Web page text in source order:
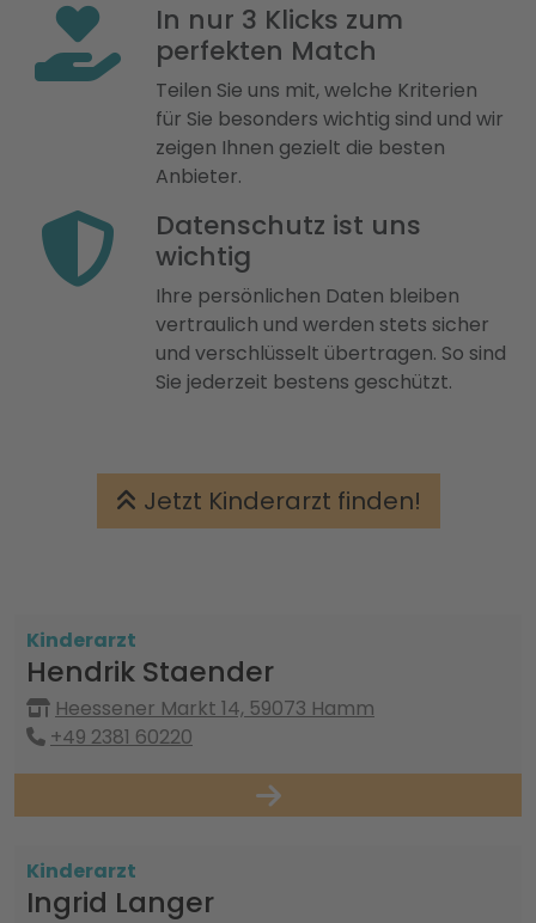
In nur 3 Klicks zum
perfekten Match
Teilen Sie uns mit, welche Kriterien
für Sie besonders wichtig sind und wir
zeigen Ihnen gezielt die besten
Anbieter.
Datenschutz ist uns
wichtig
Ihre persönlichen Daten bleiben
vertraulich und werden stets sicher
und verschlüsselt übertragen. So sind
Sie jederzeit bestens geschützt.
Jetzt Kinderarzt finden!
Kinderarzt
Hendrik Staender
Heessener Markt 14, 59073 Hamm
+49 2381 60220
Kinderarzt
Ingrid Langer